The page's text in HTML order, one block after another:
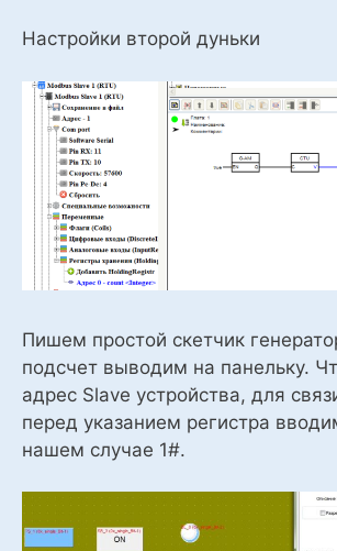
Настройки второй дуньки
Пишем простой скетчик
подсчет выводим на панельку.
адрес Slave устройства, для
перед указанием регистра
нашем случае 1#.